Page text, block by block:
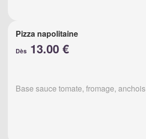
Pizza napolitaine
Dès 13.00 €
Base sauce tomate, fromage, anchois